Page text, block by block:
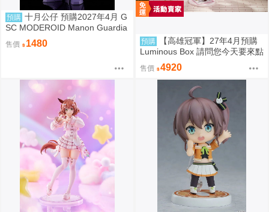
預購 十月公仔 預購2027年4月 G
SC MODEROID Manon Guardia
n 組裝模型 0907
售價 1480 預購
【高雄冠軍】27年4月預購
Luminous Box 請問您今天要來點
兔子嗎？ 心愛 禮服Ver 1/7 免訂
金0907
售價 4920